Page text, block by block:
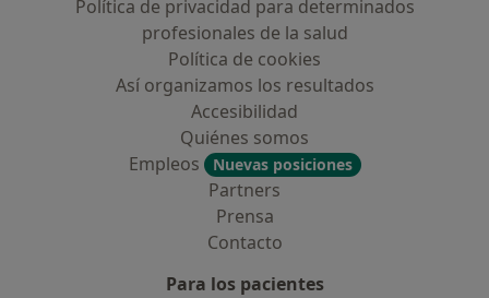
Política de privacidad para determinados
profesionales de la salud
Política de cookies
Así organizamos los resultados
Accesibilidad
Quiénes somos
Empleos
Nuevas posiciones
Partners
Prensa
Contacto
Para los pacientes